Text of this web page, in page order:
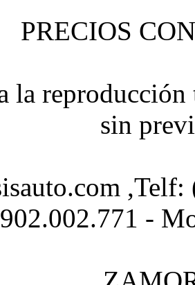
PRECIOS
la
sin
902.002.771 -